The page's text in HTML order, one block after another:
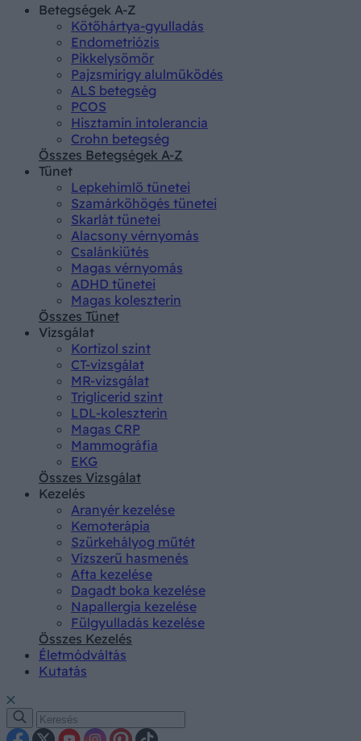
Betegségek A-Z
Kötőhártya-gyulladás
Endometriózis
Pikkelysömör
Pajzsmirigy alulműködés
ALS betegség
PCOS
Hisztamin intolerancia
Crohn betegség
Összes Betegségek A-Z
Tünet
Lepkehimlő tünetei
Szamárköhögés tünetei
Skarlát tünetei
Alacsony vérnyomás
Csalánkiütés
Magas vérnyomás
ADHD tünetei
Magas koleszterin
Összes Tünet
Vizsgálat
Kortizol szint
CT-vizsgálat
MR-vizsgálat
Triglicerid szint
LDL-koleszterin
Magas CRP
Mammográfia
EKG
Összes Vizsgálat
Kezelés
Aranyér kezelése
Kemoterápia
Szürkehályog műtét
Vízszerű hasmenés
Afta kezelése
Dagadt boka kezelése
Napallergia kezelése
Fülgyulladás kezelése
Összes Kezelés
Életmódváltás
Kutatás